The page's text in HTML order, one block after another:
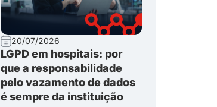
20/07/2026
LGPD em hospitais: por
que a responsabilidade
pelo vazamento de dados
é sempre da instituição